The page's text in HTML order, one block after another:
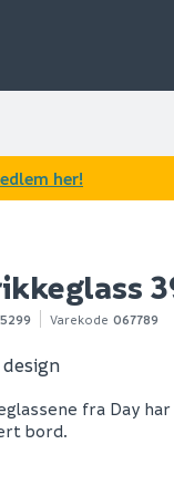
Varekode 067789
fra Day
bord.
her!